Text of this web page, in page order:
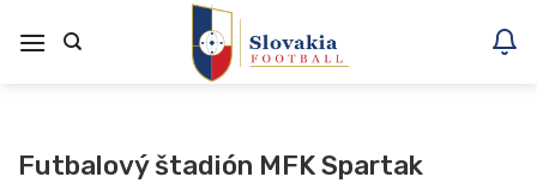
na
Futbalový štadión MFK Spartak